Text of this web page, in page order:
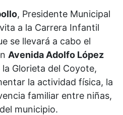
, Presidente Municipal
a la Carrera Infantil
se llevará a cabo el
Avenida Adolfo López
Glorieta del Coyote,
la actividad física, la
familiar entre niñas,
municipio.